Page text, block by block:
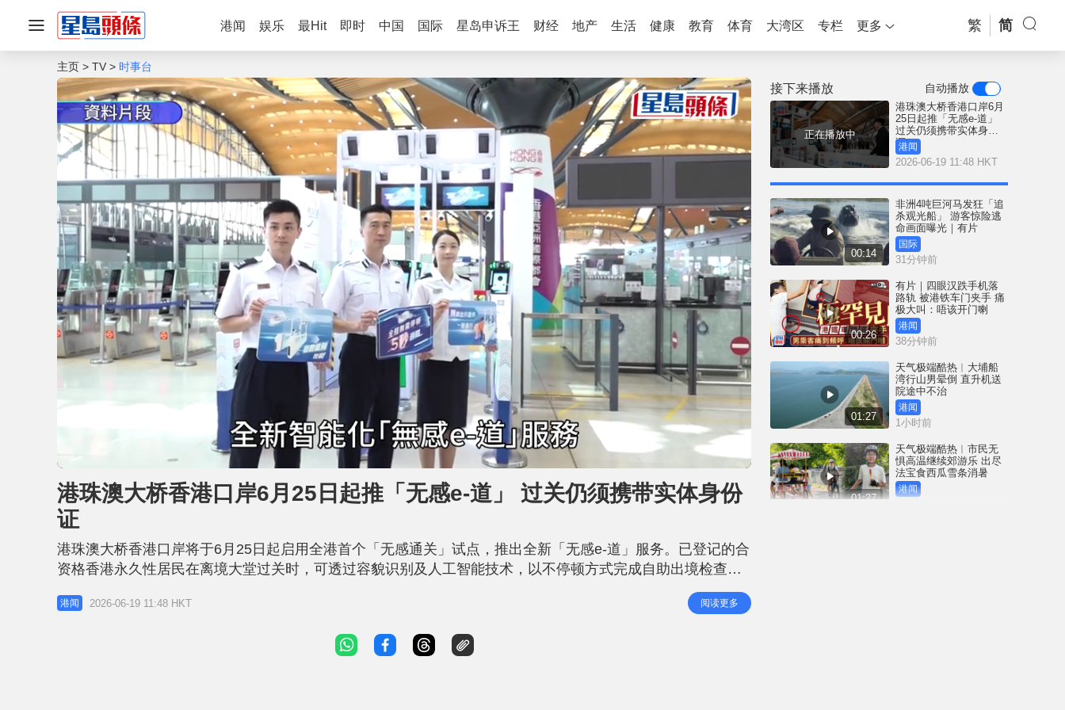
港闻 娱乐 最Hit 即时 中国 国际 星岛申诉王 财经 地产 生活 健康 教育 体育 大湾区 专栏 更多 繁 简
主页 TV 时事台
u
t
e
o
d
e
d
:
1
%
港珠澳大桥香港口岸6月25日起推「无感e-道」 过关仍须携带实体身份
证
港珠澳大桥香港口岸将于6月25日起启用全港首个「无感通关」试点，推出全新「无感e-道」服务。已登记的合
资格香港永久性居民在离境大堂过关时，可透过容貌识别及人工智能技术，以不停顿方式完成自助出境检查手
续，全程无需出示香港身份证或二维码。添马台今日（19日）在社文平台发帖，指市民需注意，过关时仍须携
带实体身份证。 相关新闻： 港珠澳大桥6.25推「无感e-道」 无须停步5秒即可过关 料5万人合资格申请
港闻 2026-06-19 11:48 HKT 阅读更多
接下来播放 自动播放
正在播放中
港珠澳大桥香港口岸6月
25日起推「无感e-道」
过关仍须携带实体身份
证
港闻
2026-06-19 11:48 HKT
00:14
非洲4吨巨河马发狂「追
杀观光船」 游客惊险逃
命画面曝光｜有片
国际
31分钟前
00:26
有片｜四眼汉跌手机落
路轨 被港铁车门夹手 痛
极大叫：唔该开门喇
港闻
38分钟前
01:27
天气极端酷热︱大埔船
湾行山男晕倒 直升机送
院途中不治
港闻
1小时前
01:27
天气极端酷热︱市民无
惧高温继续郊游乐 出尽
法宝食西瓜雪条消暑
港闻